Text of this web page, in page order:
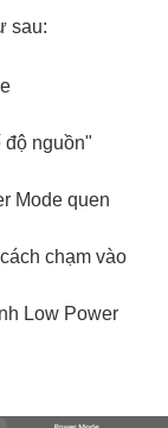
sau:
độ nguồn"
Mode quen
chạm vào
Low Power